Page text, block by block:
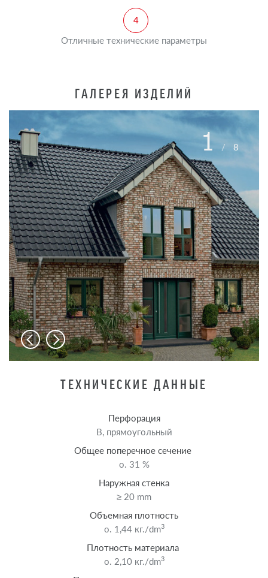
Отличные технические параметры
ГАЛЕРЕЯ ИЗДЕЛИЙ
1 / 8
ТЕХНИЧЕСКИЕ ДАННЫЕ
Перфорация
B, прямоугольный
Общее поперечное сечение
o. 31 %
Наружная стенка
≥ 20 mm
Объемная плотность
o. 1,44 кг./dm3
Плотность материала
o. 2,10 кг./dm3